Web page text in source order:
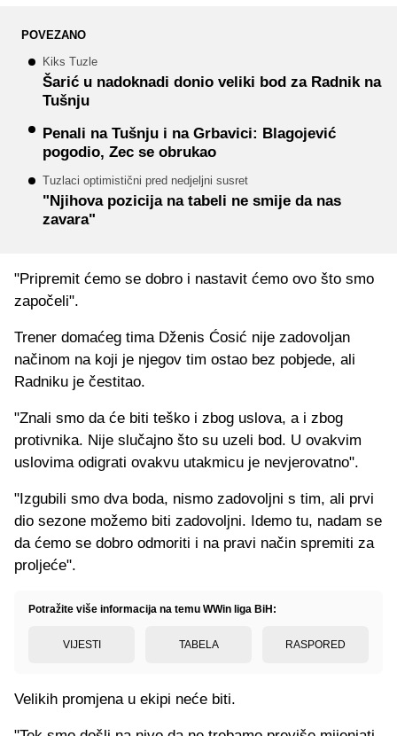
POVEZANO
Kiks Tuzle
Šarić u nadoknadi donio veliki bod za Radnik na
Tušnju
Penali na Tušnju i na Grbavici: Blagojević
pogodio, Zec se obrukao
Tuzlaci optimistični pred nedjeljni susret
"Njihova pozicija na tabeli ne smije da nas
zavara"
"Pripremit ćemo se dobro i nastavit ćemo ovo što smo
započeli".
Trener domaćeg tima Dženis Ćosić nije zadovoljan
načinom na koji je njegov tim ostao bez pobjede, ali
Radniku je čestitao.
"Znali smo da će biti teško i zbog uslova, a i zbog
protivnika. Nije slučajno što su uzeli bod. U ovakvim
uslovima odigrati ovakvu utakmicu je nevjerovatno".
"Izgubili smo dva boda, nismo zadovoljni s tim, ali prvi
dio sezone možemo biti zadovoljni. Idemo tu, nadam se
da ćemo se dobro odmoriti i na pravi način spremiti za
proljeće".
Potražite više informacija na temu WWin liga BiH:
VIJESTI TABELA RASPORED
Velikih promjena u ekipi neće biti.